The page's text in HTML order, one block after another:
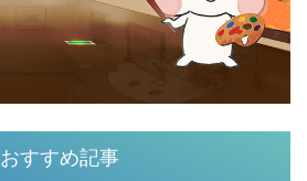
おすすめ記事